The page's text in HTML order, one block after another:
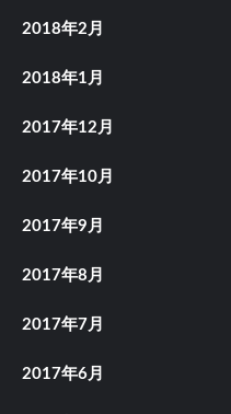
2018年2月
2018年1月
2017年12月
2017年10月
2017年9月
2017年8月
2017年7月
2017年6月